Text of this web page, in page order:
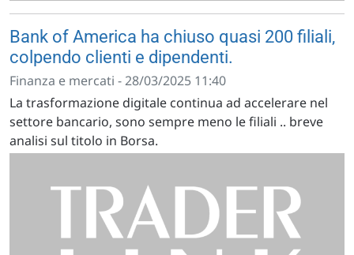
Bank of America ha chiuso quasi 200 filiali,
colpendo clienti e dipendenti.
Finanza e mercati - 28/03/2025 11:40
La trasformazione digitale continua ad accelerare nel
settore bancario, sono sempre meno le filiali .. breve
analisi sul titolo in Borsa.